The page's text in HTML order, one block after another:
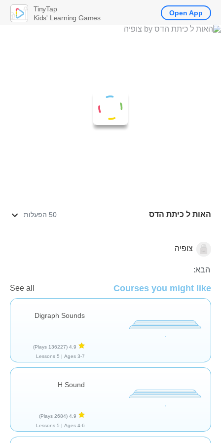
האות ל כיתת הדס 50 הפעלות
אותיות וצלילים
צופיה
הבא:
Courses you might like
See all
Digraph Sounds
4.9
(136227 Plays)
Ages 3-7 |
5 Lessons
H Sound
4.9
(2684 Plays)
Ages 4-6 |
5 Lessons
TinyTap
Kids' Learning Games
Open App